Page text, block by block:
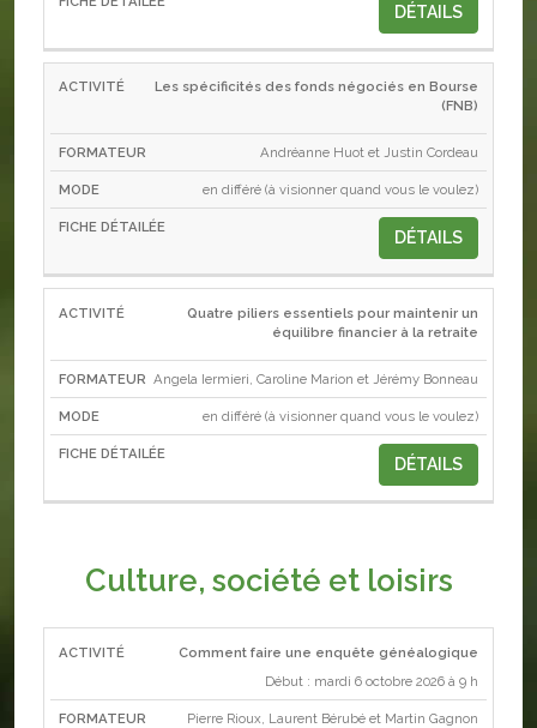
DÉTAILS
Les spécificités des fonds négociés en Bourse
(FNB)
Andréanne Huot et Justin Cordeau
en différé (à visionner quand vous le voulez)
DÉTAILS
Quatre piliers essentiels pour maintenir un
équilibre financier à la retraite
Angela Iermieri, Caroline Marion et Jérémy Bonneau
en différé (à visionner quand vous le voulez)
DÉTAILS
Culture, société et loisirs
ACTIVITÉ FORMATEUR MODE
Comment faire une enquête généalogique
Début : mardi 6 octobre 2026 à 9 h
Pierre Rioux, Laurent Bérubé et Martin Gagnon